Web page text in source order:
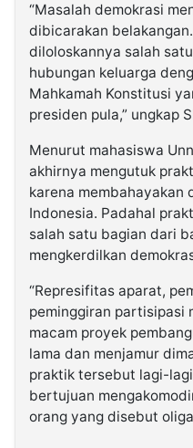
“Masalah demokrasi
dibicarakan
diloloskannya salah
hubungan keluarga
Mahkamah Konstitusi
presiden pula,” ungkap
Menurut mahasiswa
akhirnya mengutuk
karena membahayakan
Indonesia. Padahal
salah satu bagian dari
mengkerdilkan
“Represifitas aparat,
peminggiran partisipasi
macam proyek
lama dan menjamur
praktik tersebut lagi-
bertujuan
orang yang disebut